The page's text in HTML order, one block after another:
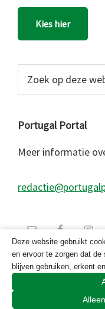
Kies hier
website
Portugal Portal
Meer informatie
Deze website gebruikt
en ervoor te zorgen dat
blijven gebruiken, erkent